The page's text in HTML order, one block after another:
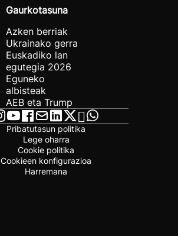
Gaurkotasuna
Azken berriak
Ukrainako gerra
Euskadiko lan
egutegia 2026
Eguneko
albisteak
AEB eta Trump
Pribatutasun politika
Lege oharra
Cookie politika
Cookieen konfigurazioa
Harremana